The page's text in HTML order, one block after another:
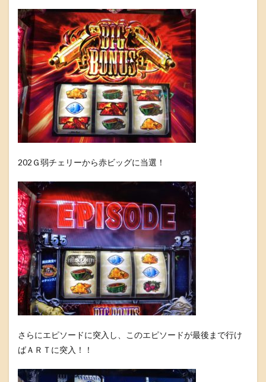
202Ｇ弱チェリーから赤ビッグに当選！
さらにエピソードに突入し、このエピソードが最後まで行け
ばＡＲＴに突入！！